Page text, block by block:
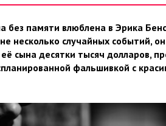
без памяти влюблена в Эрика
несколько случайных событий,
сына десятки тысяч долларов,
фальшивкой с